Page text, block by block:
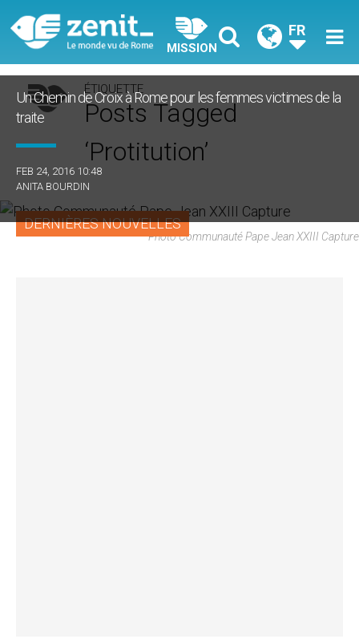
MISSION
FR
ÉTIQUETTE
Posts Tagged
‘protitution’
DERNIÈRES NOUVELLES
Un Chemin de Croix à Rome pour les femmes victimes de la
traite
FEB 24, 2016 10:48
ANITA BOURDIN
Photo Communauté Pape Jean XXIII Capture